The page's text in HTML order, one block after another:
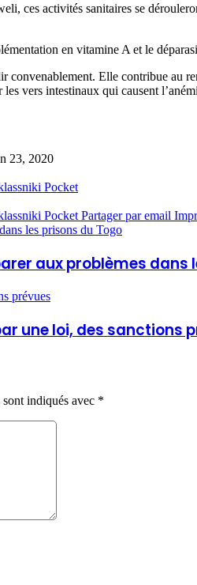
ces activités sanitaires se
en vitamine A et le
Elle contribue au
vers intestinaux qui causent
23, 2020
Pocket
Pocket Partager par email
les prisons du Togo
aux problèmes dans
prévues
une loi, des sanctions
indiqués avec *